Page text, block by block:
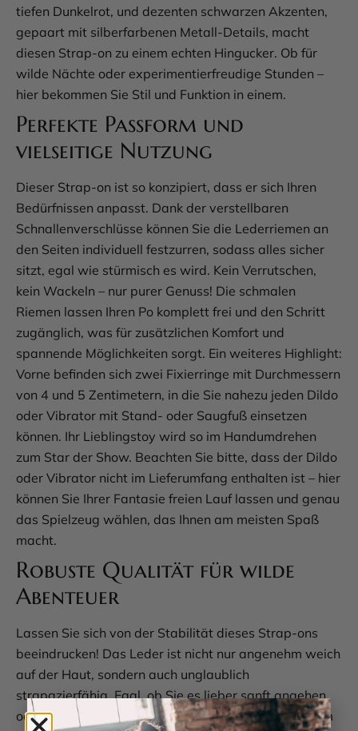
tiefen Dunkelrot, und dezenten schwarzen Akzenten,
gepaart mit silberfarbenen Metall-Details, macht
diesen Strap-on zu einem echten Hingucker. Ob für
wilde Nächte oder experimentierfreudige Stunden –
hier bekommen Sie Stil und Funktion in einem.
Perfekte Passform und
vielseitige Nutzung
Dieser Strap-on ist so konzipiert, dass er sich Ihren
Bedürfnissen anpasst. Dank der verstellbaren
Schnallenverschlüsse können Sie die Lederriemen an
den Seiten individuell festzurren, sodass alles sicher
sitzt, egal wie stürmisch es wird. Kein Verrutschen,
kein Wackeln – nur purer Genuss! Die schmalen
Riemen lassen Ihren Po komplett frei und den Schritt
zugänglich, was für zusätzlichen Komfort und
spannende Möglichkeiten sorgt. Ein weiteres Highlight:
Vorne befinden sich zwei Fixierringe mit Durchmessern
von 4 und 5 Zentimetern, in die Sie nahezu jeden Dildo
oder Vibrator mit Stand- oder Saugfuß einsetzen
können. Ihr Lieblingstoy wird so im Handumdrehen
zum Star der Show. Beachten Sie bitte, dass der Dildo
oder Vibrator nicht im Lieferumfang enthalten ist – hier
können Sie Ihrer Fantasie freien Lauf lassen und genau
das Spielzeug wählen, das Ihnen am meisten Spaß
macht.
Robuste Qualität für wilde
Abenteuer
Lassen Sie sich von der Stabilität dieses Strap-ons
beeindrucken! Das Leder ist nicht nur angenehm weich
auf der Haut, sondern auch unglaublich
strapazierfähig. Egal, ob Sie es lieber sanft angehen
oder richtig Gas geben – dieses Accessoire hält allem